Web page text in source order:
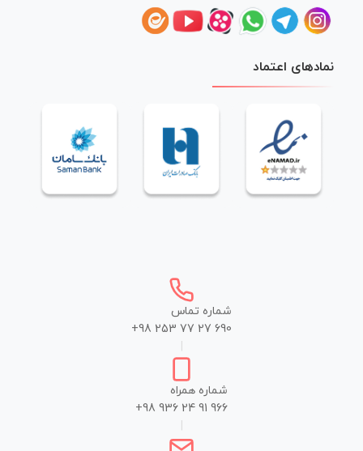
نمادهای اعتماد
شماره تماس
+98 253 77 27 690
شماره همراه
+98 936 24 91 966